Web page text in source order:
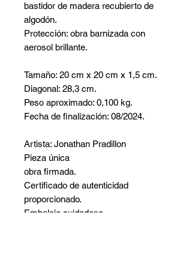
bastidor de madera recubierto de
algodón.
Protección: obra barnizada con
aerosol brillante.
Tamaño: 20 cm x 20 cm x 1,5 cm.
Diagonal: 28,3 cm.
Peso aproximado: 0,100 kg.
Fecha de finalización: 08/2024.
Artista: Jonathan Pradillon
Pieza única
obra firmada.
Certificado de autenticidad
proporcionado.
Embalaje cuidadoso.